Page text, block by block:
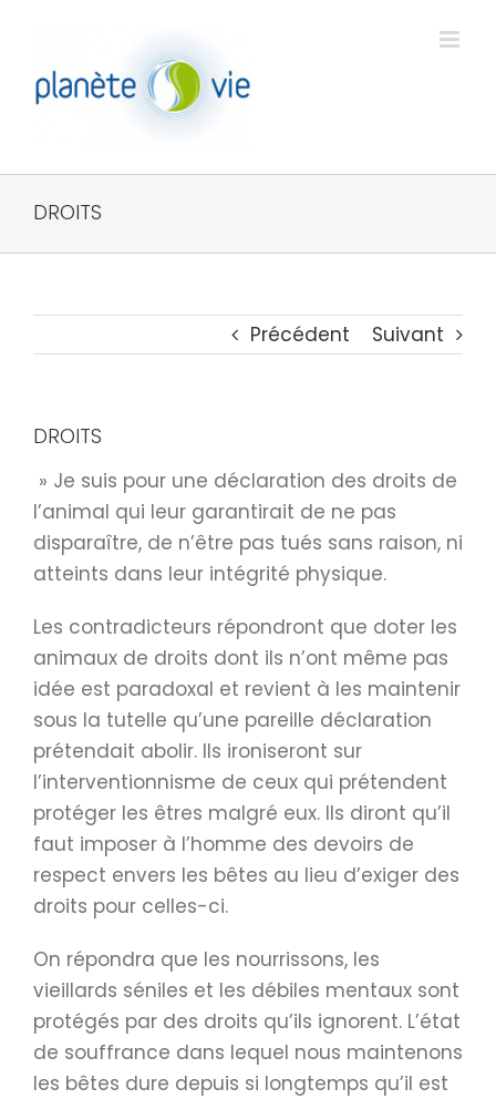
contenu
DROITS
Précédent Suivant
DROITS
» Je suis pour une déclaration des droits de
l’animal qui leur garantirait de ne pas
disparaître, de n’être pas tués sans raison, ni
atteints dans leur intégrité physique.
Les contradicteurs répondront que doter les
animaux de droits dont ils n’ont même pas
idée est paradoxal et revient à les maintenir
sous la tutelle qu’une pareille déclaration
prétendait abolir. Ils ironiseront sur
l’interventionnisme de ceux qui prétendent
protéger les êtres malgré eux. Ils diront qu’il
faut imposer à l’homme des devoirs de
respect envers les bêtes au lieu d’exiger des
droits pour celles-ci.
On répondra que les nourrissons, les
vieillards séniles et les débiles mentaux sont
protégés par des droits qu’ils ignorent. L’état
de souffrance dans lequel nous maintenons
les bêtes dure depuis si longtemps qu’il est